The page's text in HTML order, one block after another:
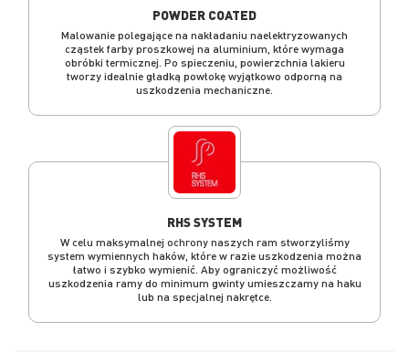
POWDER COATED
Malowanie polegające na nakładaniu naelektryzowanych
cząstek farby proszkowej na aluminium, które wymaga
obróbki termicznej. Po spieczeniu, powierzchnia lakieru
tworzy idealnie gładką powłokę wyjątkowo odporną na
uszkodzenia mechaniczne.
RHS SYSTEM
W celu maksymalnej ochrony naszych ram stworzyliśmy
system wymiennych haków, które w razie uszkodzenia można
łatwo i szybko wymienić. Aby ograniczyć możliwość
uszkodzenia ramy do minimum gwinty umieszczamy na haku
lub na specjalnej nakrętce.